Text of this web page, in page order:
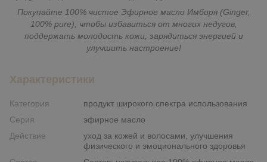
Покупайте 100% чистое Эфирное масло Имбиря (Ginger,
100% pure), чтобы избавиться от многих недугов,
поддержать молодость кожи, зарядиться энергией и
улучшить настроение!
Характеристики
Категория
продукт широкого спектра использования
Серия
эфирное масло
Действие
уход за кожей и волосами, улучшения
физического и эмоционального здоровья